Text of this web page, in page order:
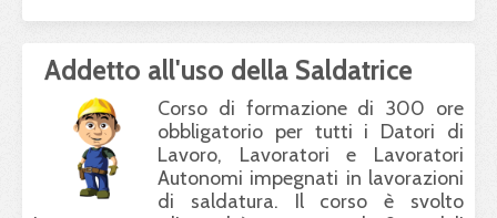
Addetto all'uso della Saldatrice
Corso di formazione di 300 ore
obbligatorio per tutti i Datori di
Lavoro, Lavoratori e Lavoratori
Autonomi impegnati in lavorazioni
di saldatura. Il corso è svolto